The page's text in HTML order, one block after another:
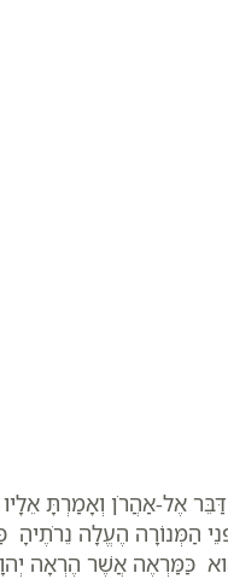
דַּבֵּר אֶל-אַהֲרֹן וְאָמַרְתָּ
הַמְּנוֹרָה הֶעֱלָה
כַּמַּרְאֶה אֲשֶׁר הֶרְאָה